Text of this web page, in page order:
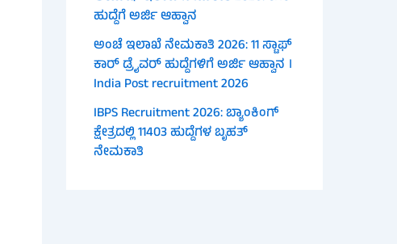
ಹುದ್ದೆಗೆ ಅರ್ಜಿ ಆಹ್ವಾನ
ಅಂಚೆ ಇಲಾಖೆ ನೇಮಕಾತಿ 2026: 11 ಸ್ಟಾಫ್
ಕಾರ್ ಡ್ರೈವರ್ ಹುದ್ದೆಗಳಿಗೆ ಅರ್ಜಿ ಆಹ್ವಾನ ।
India Post recruitment 2026
IBPS Recruitment 2026: ಬ್ಯಾಂಕಿಂಗ್
ಕ್ಷೇತ್ರದಲ್ಲಿ 11403 ಹುದ್ದೆಗಳ ಬೃಹತ್
ನೇಮಕಾತಿ